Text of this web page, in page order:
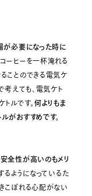
が必要になった時に
ーヒーを一杯淹れる
ことのできる電気ケ
考えても、電気ケト
ルです。何よりもま
がおすすめです。
安全性が高いのもメリ
るようになっているた
こぼれる心配がない